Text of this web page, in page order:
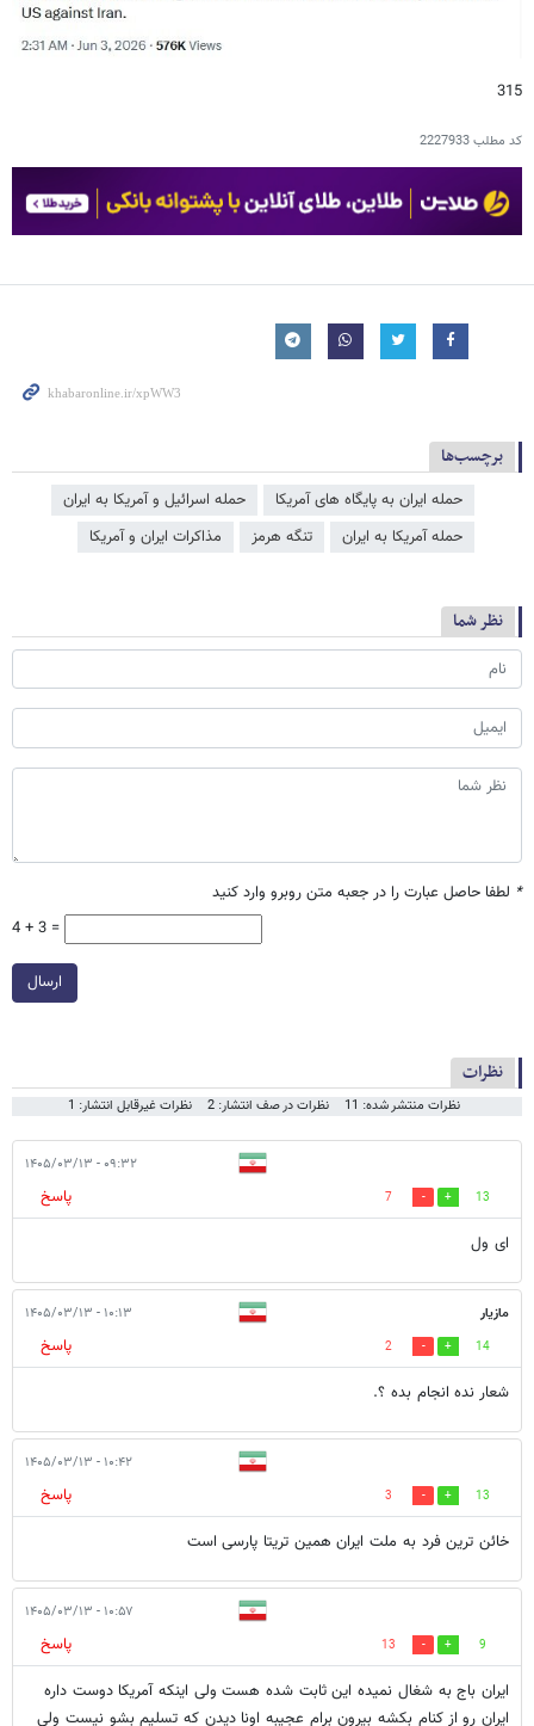
315
کد مطلب2227933
برچسب‌ها
حمله ایران به پایگاه های آمریکا
حمله اسرائیل و آمریکا به ایران
حمله آمریکا به ایران
تنگه هرمز مذاکرات ایران و آمریکا
نظر شما
* لطفا حاصل عبارت را در جعبه متن روبرو وارد کنید
4 + 3 =
ارسال
نظرات
نظرات منتشر شده: 11 نظرات در صف انتشار: 2 نظرات غیرقابل انتشار: 1
۰۹:۳۲ - ۱۴۰۵/۰۳/۱۳
13
7
پاسخ
ای ول
مازیار ۱۰:۱۳ - ۱۴۰۵/۰۳/۱۳
14
2
پاسخ
شعار نده انجام بده ؟.
۱۰:۴۲ - ۱۴۰۵/۰۳/۱۳
13
3
پاسخ
خائن ترین فرد به ملت ایران همین تریتا پارسی است
۱۰:۵۷ - ۱۴۰۵/۰۳/۱۳
9
13
پاسخ
ایران باج به شغال نمیده این ثابت شده هست ولی اینکه آمریکا دوست داره
ایران رو از کنام بکشه بیرون برام عجیبه اونا دیدن که تسلیم بشو نیست ولی